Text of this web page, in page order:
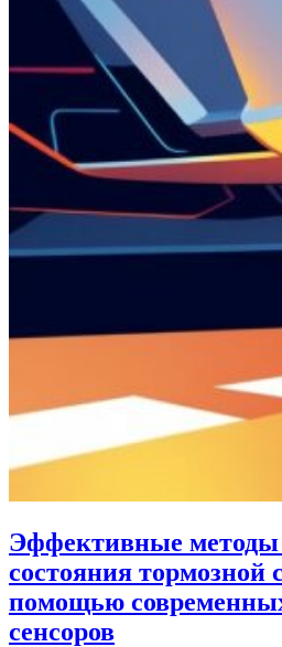
Эффективные методы
состояния тормозной
помощью
сенсоров